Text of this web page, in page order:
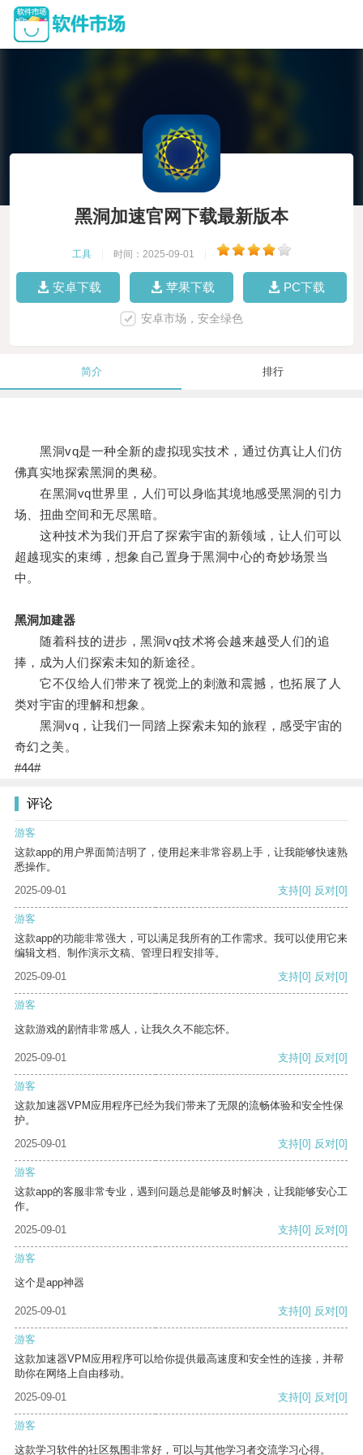
黑洞加速官网下载最新版本
工具 时间：2025-09-01
安卓下载 苹果下载 PC下载
安卓市场，安全绿色
简介 排行
黑洞vq是一种全新的虚拟现实技术，通过仿真让人们仿
佛真实地探索黑洞的奥秘。
在黑洞vq世界里，人们可以身临其境地感受黑洞的引力
场、扭曲空间和无尽黑暗。
这种技术为我们开启了探索宇宙的新领域，让人们可以
超越现实的束缚，想象自己置身于黑洞中心的奇妙场景当
中。
黑洞加建器
随着科技的进步，黑洞vq技术将会越来越受人们的追
捧，成为人们探索未知的新途径。
它不仅给人们带来了视觉上的刺激和震撼，也拓展了人
类对宇宙的理解和想象。
黑洞vq，让我们一同踏上探索未知的旅程，感受宇宙的
奇幻之美。
#44#
评论
游客
这款app的用户界面简洁明了，使用起来非常容易上手，让我能够快速熟
悉操作。
2025-09-01
支持[0] 反对[0]
游客
这款app的功能非常强大，可以满足我所有的工作需求。我可以使用它来
编辑文档、制作演示文稿、管理日程安排等。
2025-09-01
支持[0] 反对[0]
游客
这款游戏的剧情非常感人，让我久久不能忘怀。
2025-09-01 支持[0] 反对[0]
游客
这款加速器VPM应用程序已经为我们带来了无限的流畅体验和安全性保
护。
2025-09-01
支持[0] 反对[0]
游客
这款app的客服非常专业，遇到问题总是能够及时解决，让我能够安心工
作。
2025-09-01
支持[0] 反对[0]
游客
这个是app神器
2025-09-01 支持[0] 反对[0]
游客
这款加速器VPM应用程序可以给你提供最高速度和安全性的连接，并帮
助你在网络上自由移动。
2025-09-01
支持[0] 反对[0]
游客
这款学习软件的社区氛围非常好，可以与其他学习者交流学习心得。